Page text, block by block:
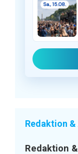
Sa., 15.08.
Redaktion &
Redaktion